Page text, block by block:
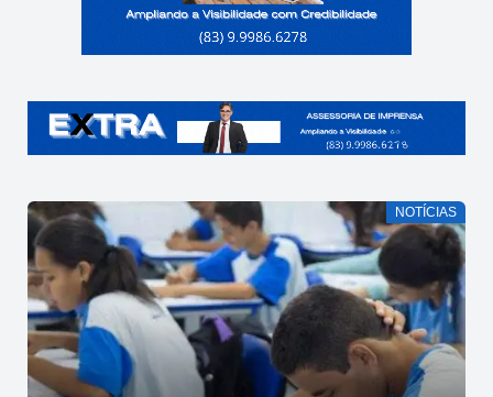
NOTÍCIAS